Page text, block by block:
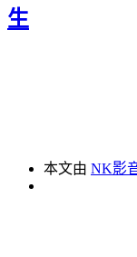
生
本文由 NK影